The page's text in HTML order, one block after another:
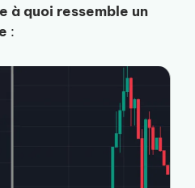
à quoi ressemble un
: